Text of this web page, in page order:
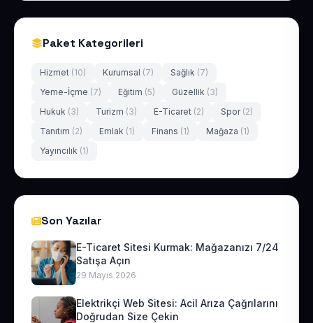
Paket Kategorileri
Hizmet (10) Kurumsal (7) Sağlık (7)
Yeme-İçme (7) Eğitim (5) Güzellik (3)
Hukuk (3) Turizm (3) E-Ticaret (2) Spor (2)
Tanıtım (2) Emlak (1) Finans (1) Mağaza (1)
Yayıncılık (1)
Son Yazılar
E-Ticaret Sitesi Kurmak: Mağazanızı 7/24
Satışa Açın
29 Mayıs 2026
Elektrikçi Web Sitesi: Acil Arıza Çağrılarını
Doğrudan Size Çekin